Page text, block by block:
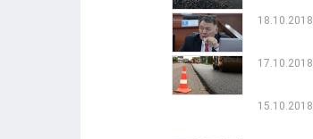
18.10.2018
17.10.2018
15.10.2018